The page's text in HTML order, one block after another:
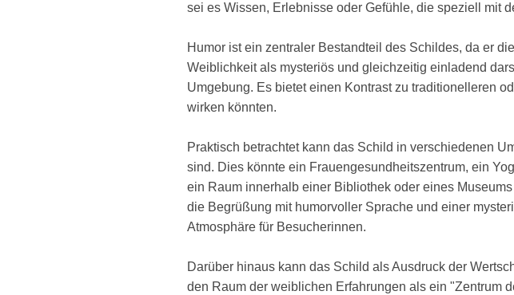
sei es Wissen, Erlebnisse oder Gefühle, die speziell mit
Humor ist ein zentraler Bestandteil des Schildes, da er
Weiblichkeit als mysteriös und gleichzeitig einladend
Umgebung. Es bietet einen Kontrast zu traditionelleren
wirken könnten.
Praktisch betrachtet kann das Schild in verschiedenen
sind. Dies könnte ein Frauengesundheitszentrum, ein
ein Raum innerhalb einer Bibliothek oder eines
die Begrüßung mit humorvoller Sprache und einer
Atmosphäre für Besucherinnen.
Darüber hinaus kann das Schild als Ausdruck der
den Raum der weiblichen Erfahrungen als ein "Zentrum